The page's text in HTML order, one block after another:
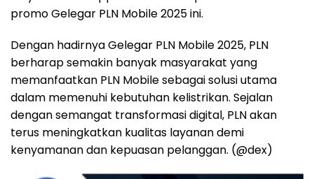
promo Gelegar PLN Mobile 2025 ini.
Dengan hadirnya Gelegar PLN Mobile 2025, PLN
berharap semakin banyak masyarakat yang
memanfaatkan PLN Mobile sebagai solusi utama
dalam memenuhi kebutuhan kelistrikan. Sejalan
dengan semangat transformasi digital, PLN akan
terus meningkatkan kualitas layanan demi
kenyamanan dan kepuasan pelanggan. (@dex)